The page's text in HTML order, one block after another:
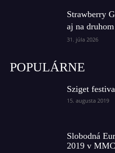
Strawberry
aj na
31. júla 2026
POPULÁRNE
Sziget
15. augusta 2019
Slobodná
2019 v MMC